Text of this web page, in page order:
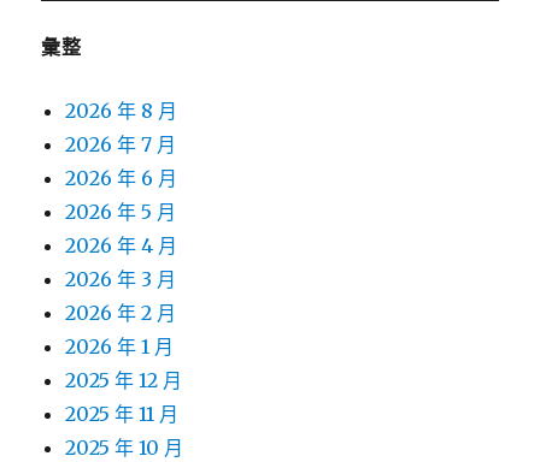
彙整
2026 年 8 月
2026 年 7 月
2026 年 6 月
2026 年 5 月
2026 年 4 月
2026 年 3 月
2026 年 2 月
2026 年 1 月
2025 年 12 月
2025 年 11 月
2025 年 10 月